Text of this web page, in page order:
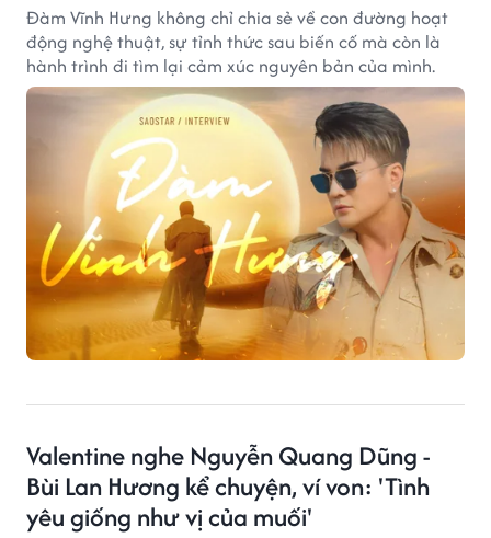
Đàm Vĩnh Hưng không chỉ chia sẻ về con đường hoạt
động nghệ thuật, sự tỉnh thức sau biến cố mà còn là
hành trình đi tìm lại cảm xúc nguyên bản của mình.
Valentine nghe Nguyễn Quang Dũng -
Bùi Lan Hương kể chuyện, ví von: 'Tình
yêu giống như vị của muối'